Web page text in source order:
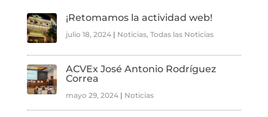
¡Retomamos la actividad web!
julio 18, 2024| Noticias, Todas las Noticias
ACVEx José Antonio Rodríguez
Correa
mayo 29, 2024| Noticias